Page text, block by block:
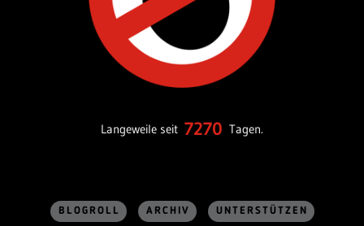
Langeweile seit 7270 Tagen.
BLOGROLL ARCHIV UNTERSTÜTZEN